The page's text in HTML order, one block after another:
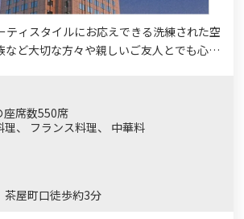
ティスタイルにお応えできる洗練された空
など大切な方々や親しいご友人とでも心も
用くださいませ。
座席数550席
理
フランス料理
中華料
茶屋町口徒歩約3分